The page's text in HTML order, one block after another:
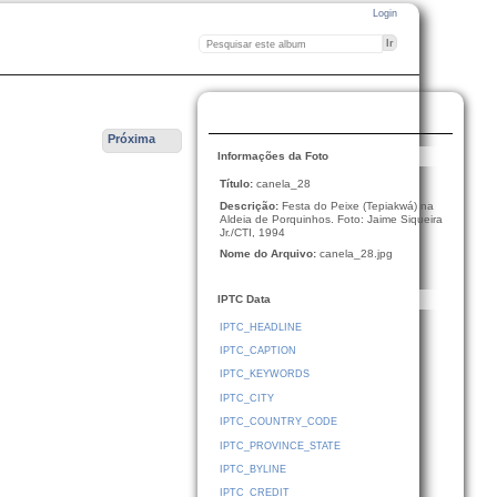
Login
Próxima
Informações da Foto
Título: canela_28
Descrição: Festa do Peixe (Tepiakwá) na
Aldeia de Porquinhos. Foto: Jaime Siqueira
Jr./CTI, 1994
Nome do Arquivo: canela_28.jpg
IPTC Data
IPTC_HEADLINE
IPTC_CAPTION
IPTC_KEYWORDS
IPTC_CITY
IPTC_COUNTRY_CODE
IPTC_PROVINCE_STATE
IPTC_BYLINE
IPTC_CREDIT